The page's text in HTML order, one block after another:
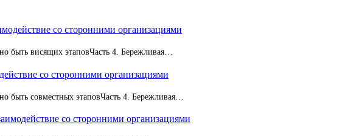
со сторонними организациями
быть висящих этаповЧасть 4. Бережливая…
со сторонними организациями
быть совместных этаповЧасть 4. Бережливая…
со сторонними организациями